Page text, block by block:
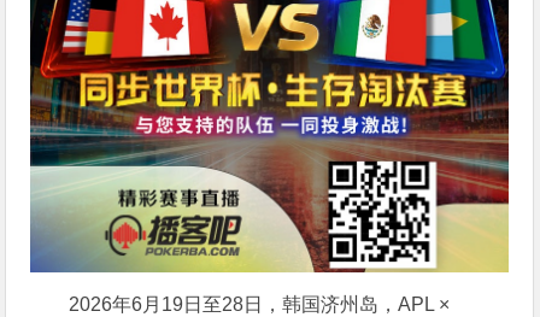
2026年6月19日至28日，韩国济州岛，APL ×